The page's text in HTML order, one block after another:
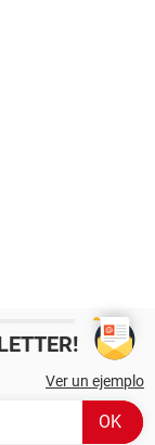
Ver un ejemplo